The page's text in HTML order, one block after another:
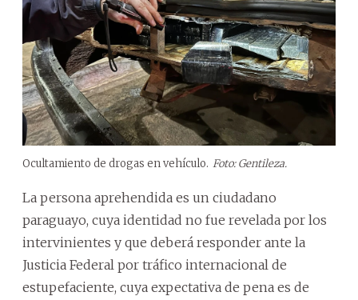
Ocultamiento de drogas en vehículo. Foto: Gentileza.
La persona aprehendida es un ciudadano
paraguayo, cuya identidad no fue revelada por los
intervinientes y que deberá responder ante la
Justicia Federal por tráfico internacional de
estupefaciente, cuya expectativa de pena es de